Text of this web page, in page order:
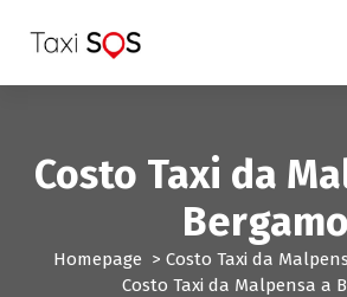
a
Costo Taxi da
Bergamo
Homepage > Costo Taxi da
Costo Taxi da Malpensa a